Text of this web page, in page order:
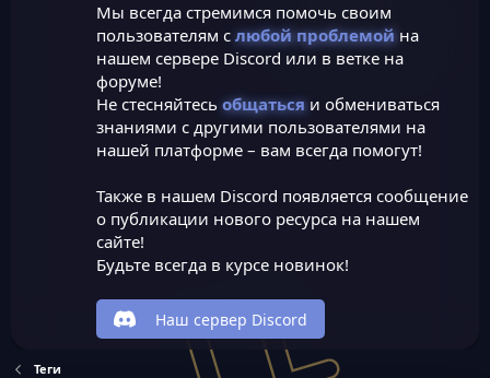
Мы всегда стремимся помочь своим
пользователям с любой проблемойна
нашем сервере Discord или в ветке на
форуме!
Не стесняйтесь общатьсяи обмениваться
знаниями с другими пользователями на
нашей платформе – вам всегда помогут!
Также в нашем Discord появляется сообщение
о публикации нового ресурса на нашем
сайте!
Будьте всегда в курсе новинок!
Наш сервер Discord
Теги